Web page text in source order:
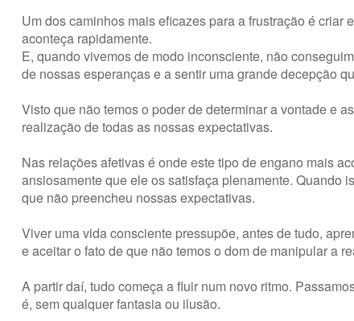
Um dos caminhos mais eficazes para a frustração é
aconteça rapidamente.
E, quando vivemos de modo inconsciente, não
de nossas esperanças e a sentir uma grande decepção
Visto que não temos o poder de determinar a vontade e
realização de todas as nossas expectativas.
Nas relações afetivas é onde este tipo de engano mais
ansiosamente que ele os satisfaça plenamente. Quando
que não preencheu nossas expectativas.
Viver uma vida consciente pressupõe, antes de tudo,
e aceitar o fato de que não temos o dom de manipular a
A partir daí, tudo começa a fluir num novo ritmo.
é, sem qualquer fantasia ou ilusão.